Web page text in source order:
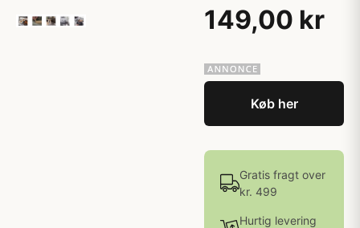
149,00 kr
Køb her
Gratis fragt over
kr. 499
Hurtig levering